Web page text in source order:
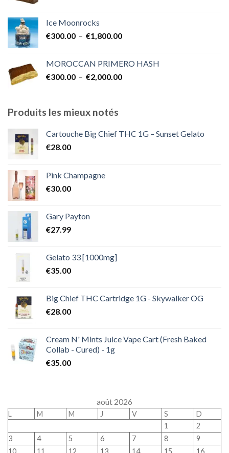
à
Ice Moonrocks
€300.00 – €1,800.00Plage
€300.00
à
MOROCCAN PRIMERO HASH
€300.00 – €2,000.00Plage
€2,000.00
Produits les mieux notés
Cartouche Big Chief THC 1G – Sunset Gelato
€28.00
Pink Champagne
€30.00
Gary Payton
€27.99
Gelato 33 [1000mg]
€35.00
Big Chief THC Cartridge 1G - Skywalker OG
€28.00
Cream N' Mints Juice Vape Cart (Fresh Baked
Collab - Cured) - 1g
€35.00
août 2026
L M M J V S
D
1
2
3
4 5 6 7 8
9
10
11 12 13 14 15 16